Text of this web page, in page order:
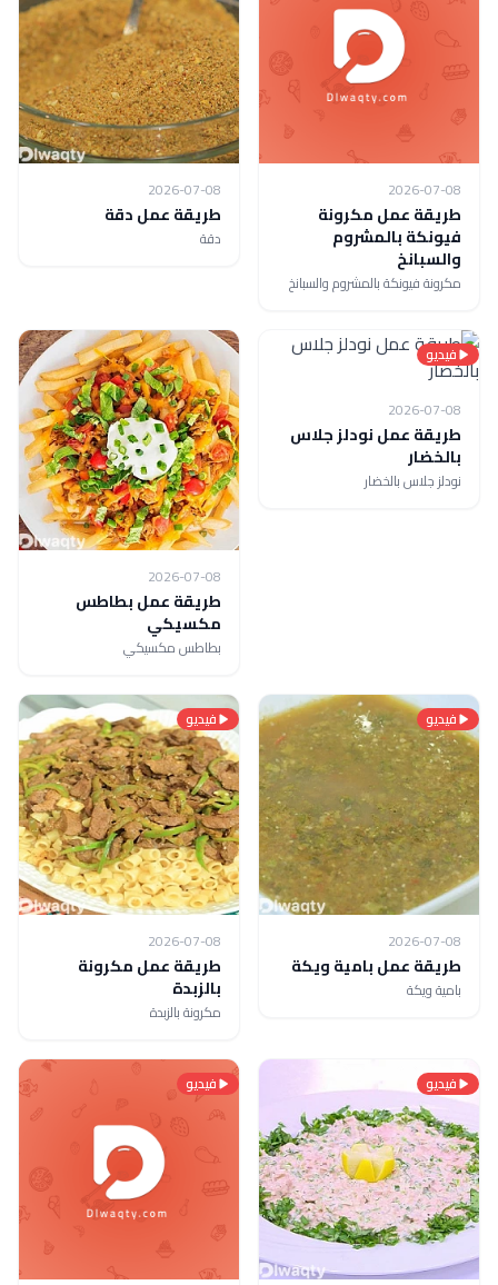
2026-07-08
طريقة عمل مكرونة
فيونكة بالمشروم
والسبانخ
مكرونة فيونكة بالمشروم والسبانخ
2026-07-08
طريقة عمل دقة
دقة
فيديو
2026-07-08
طريقة عمل نودلز جلاس
بالخضار
نودلز جلاس بالخضار
2026-07-08
طريقة عمل بطاطس
مكسيكي
بطاطس مكسيكي
فيديو
2026-07-08
طريقة عمل بامية ويكة
بامية ويكة
فيديو
2026-07-08
طريقة عمل مكرونة
بالزبدة
مكرونة بالزبدة
فيديو فيديو